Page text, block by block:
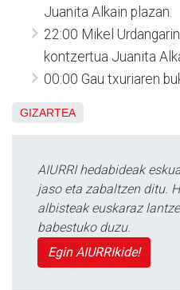
Juanita Alkain plazan.
22:00 Mikel
kontzertua Juanita
00:00 Gau txuriaren
GIZARTEA
AIURRI hedabideak
jaso eta zabaltzen ditu.
albisteak euskaraz
babestuko duzu.
Egin AIURRIkide!